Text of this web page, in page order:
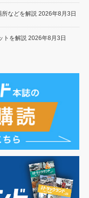
所などを解説 2026年8月3日
トを解説 2026年8月3日